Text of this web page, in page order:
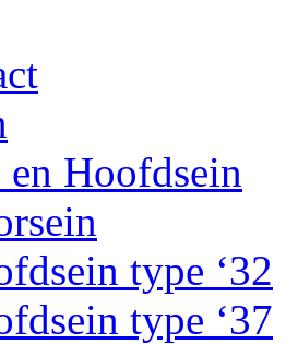
en Hoofdsein
type ‘32
type ‘37